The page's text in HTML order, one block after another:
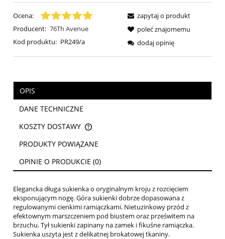
Ocena:
Producent: 76Th Avenue
Kod produktu: PR249/a
zapytaj o produkt
poleć znajomemu
dodaj opinię
OPIS
DANE TECHNICZNE
KOSZTY DOSTAWY
CENA NIE ZAWIERA EWENTUALNYCH KOSZTÓW PŁATNOŚCI
PRODUKTY POWIĄZANE
OPINIE O PRODUKCIE (0)
Elegancka długa sukienka o oryginalnym kroju z rozcięciem
eksponującym nogę. Góra sukienki dobrze dopasowana z
regulowanymi cienkimi ramiączkami. Nietuzinkowy przód z
efektownym marszczeniem pod biustem oraz prześwitem na
brzuchu. Tył sukienki zapinany na zamek i fikuśne ramiączka.
Sukienka uszyta jest z delikatnej brokatowej tkaniny.